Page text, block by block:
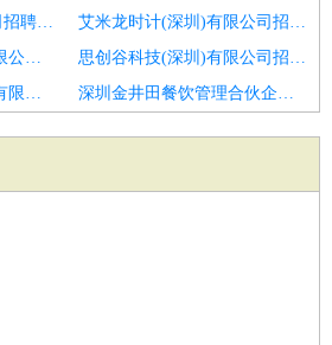
暗室科技(深圳)有限公司招聘应收会计
艾米龙时计(深圳)有限公司招聘会计
深圳市友博数控机床有限公司招聘外勤会计
思创谷科技(深圳)有限公司招聘销售会计
广南航空工业物流深圳有限公司招聘主办会计
深圳金井田餐饮管理合伙企业(有限合伙)招聘会计实习生